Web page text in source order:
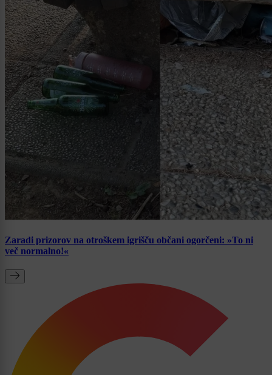
Zaradi prizorov na otroškem igrišču občani ogorčeni: »To ni
več normalno!«